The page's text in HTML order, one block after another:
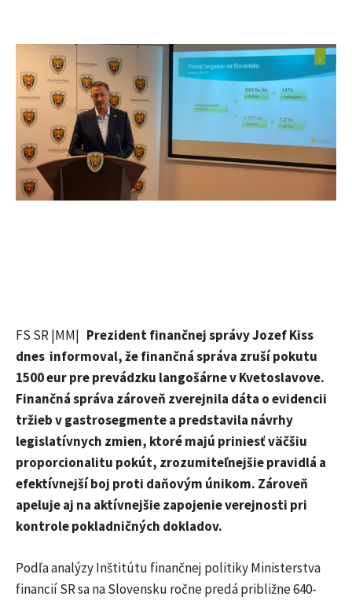
FS SR |MM| Prezident finančnej správy Jozef Kiss
dnes informoval, že finančná správa zruší pokutu
1500 eur pre prevádzku langošárne v Kvetoslavove.
Finančná správa zároveň zverejnila dáta o evidencii
tržieb v gastrosegmente a predstavila návrhy
legislatívnych zmien, ktoré majú priniesť väčšiu
proporcionalitu pokút, zrozumiteľnejšie pravidlá a
efektívnejší boj proti daňovým únikom. Zároveň
apeluje aj na aktívnejšie zapojenie verejnosti pri
kontrole pokladničných dokladov.
Podľa analýzy Inštitútu finančnej politiky Ministerstva
financií SR sa na Slovensku ročne predá približne 640-